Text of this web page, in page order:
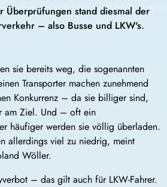
Überprüfungen stand diesmal der
– also Busse und LKW's.
sie bereits weg, die sogenannten
Transporter machen zunehmend
Konkurrenz – da sie billiger sind,
am Ziel. Und – oft ein
häufiger werden sie völlig überladen.
allerdings viel zu niedrig, meint
Wöller.
– das gilt auch für LKW-Fahrer.